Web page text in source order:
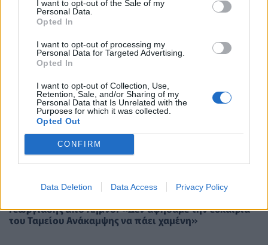
I want to opt-out of the Sale of my
Personal Data.
Opted In
I want to opt-out of processing my
Personal Data for Targeted Advertising.
Opted In
I want to opt-out of Collection, Use,
Retention, Sale, and/or Sharing of my
Personal Data that Is Unrelated with the
Purposes for which it was collected.
Opted Out
CONFIRM
Data Deletion Data Access Privacy Policy
ΠΟΛΙΤΙΚΉ ΥΓΕΊΑΣ 29/07/2026 - 15:34
Γεωργιάδης από Λήμνο: «Δεν αφήσαμε την ευκαιρία
του Ταμείου Ανάκαμψης να πάει χαμένη»